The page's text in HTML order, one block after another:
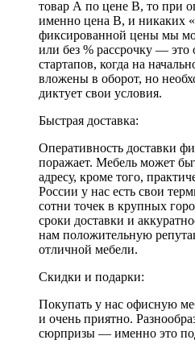
товар А по цене В, то при
именно цена В, и никаких
фиксированной цены мы
или без % рассрочку — это
стартапов, когда на
вложены в оборот, но
диктует свои условия.
Быстрая доставка:
Оперативность доставки
поражает. Мебель может
адресу, кроме того,
России у нас есть свои
сотни точек в крупных
сроки доставки и
нам положительную
отличной мебели.
Скидки и подарки:
Покупать у нас офисную
и очень приятно.
сюрпризы — именно это